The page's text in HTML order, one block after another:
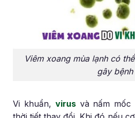
Viêm xoang mùa lạnh có
gây bệnh
Vi khuẩn, virusvà nấm mốc